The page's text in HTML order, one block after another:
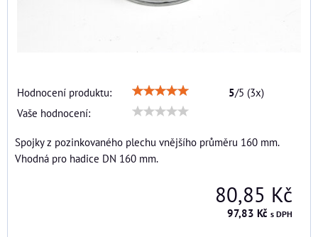
Hodnocení produktu: 5/5 (3x)
Vaše hodnocení:
Spojky z pozinkovaného plechu vnějšího průměru 160 mm.
Vhodná pro hadice DN 160 mm.
80,85 Kč
97,83 Kč s DPH